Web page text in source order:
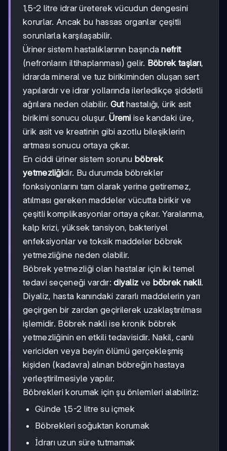
1,5-2 litre idrar üreterek vücudun dengesini
korurlar. Ancak bu hassas organlar çeşitli
sorunlarla karşılaşabilir.
Üriner sistem hastalıklarının başındanefrit
(nefronların iltihaplanması) gelir. Böbrek taşları,
idrarda mineral ve tuz birikiminden oluşan sert
yapılardır ve idrar yollarında ilerledikçe şiddetli
ağrılara neden olabilir. Guthastalığı, ürik asit
birikimi sonucu oluşur.Üremi ise kandaki üre,
ürik asit ve kreatinin gibi azotlu bileşiklerin
artması sonucu ortaya çıkar.
En ciddi üriner sistem sorunu böbrek
yetmezliğidir. Bu durumda böbrekler
fonksiyonlarını tam olarak yerine getiremez,
atılması gereken maddeler vücutta birikir ve
çeşitli komplikasyonlar ortaya çıkar. Yaralanma,
kalp krizi, yüksek tansiyon, bakteriyel
enfeksiyonlar ve toksik maddeler böbrek
yetmezliğine neden olabilir.
Böbrek yetmezliği olan hastalar için iki temel
tedavi seçeneği vardır:diyaliz ve böbrek nakli.
Diyaliz, hasta kanındaki zararlı maddelerin yarı
geçirgen bir zardan geçirilerek uzaklaştırılması
işlemidir. Böbrek nakli ise kronik böbrek
yetmezliğinin en etkili tedavisidir. Nakil, canlı
vericiden veya beyin ölümü gerçekleşmiş
kişiden (kadavra) alınan böbreğin hastaya
yerleştirilmesiyle yapılır.
Böbrekleri korumak için şu önlemleri alabiliriz:
Günde 1,5-2 litre su içmek
Böbrekleri soğuktan korumak
İdrarı uzun süre tutmamak